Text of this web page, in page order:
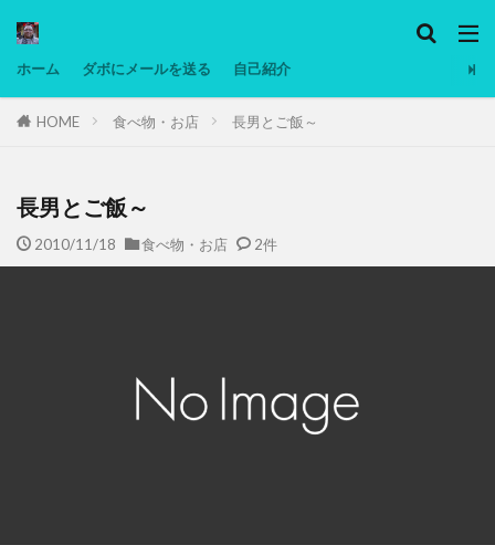
ホーム ダボにメールを送る 自己紹介
HOME 食べ物・お店 長男とご飯～
長男とご飯～
2010/11/18 食べ物・お店 2件
タグ
マレーシア動画
備忘録
動画 日本人村社会 脱水シート